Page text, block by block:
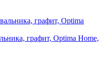
графит, Optima Home,